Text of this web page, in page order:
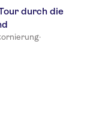
durch die
·